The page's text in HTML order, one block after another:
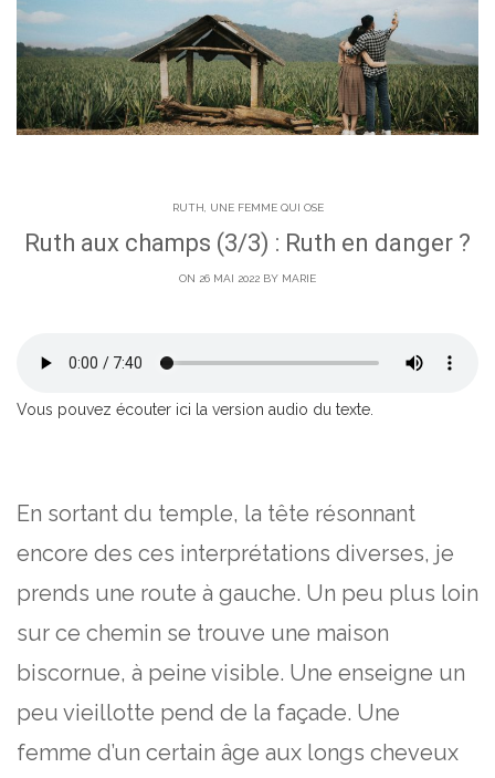
RUTH, UNE FEMME QUI OSE
Ruth aux champs (3/3) : Ruth en danger ?
ON 26 MAI 2022 BY MARIE
Vous pouvez écouter ici la version audio du texte.
En sortant du temple, la tête résonnant
encore des ces interprétations diverses, je
prends une route à gauche. Un peu plus loin
sur ce chemin se trouve une maison
biscornue, à peine visible. Une enseigne un
peu vieillotte pend de la façade. Une
femme d’un certain âge aux longs cheveux